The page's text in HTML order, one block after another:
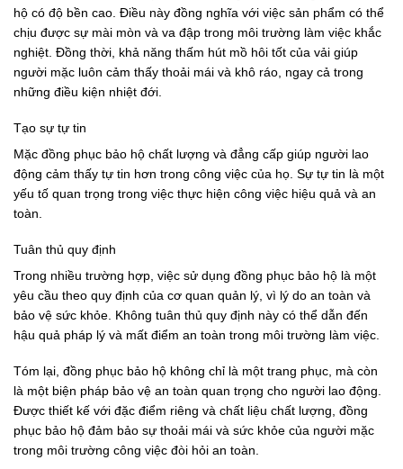
hộ có độ bền cao. Điều này đồng nghĩa với việc sản phẩm có thể
chịu được sự mài mòn và va đập trong môi trường làm việc khắc
nghiệt. Đồng thời, khả năng thấm hút mồ hôi tốt của vải giúp
người mặc luôn cảm thấy thoải mái và khô ráo, ngay cả trong
những điều kiện nhiệt đới.
Tạo sự tự tin
Mặc đồng phục bảo hộ chất lượng và đẳng cấp giúp người lao
động cảm thấy tự tin hơn trong công việc của họ. Sự tự tin là một
yếu tố quan trọng trong việc thực hiện công việc hiệu quả và an
toàn.
Tuân thủ quy định
Trong nhiều trường hợp, việc sử dụng đồng phục bảo hộ là một
yêu cầu theo quy định của cơ quan quản lý, vì lý do an toàn và
bảo vệ sức khỏe. Không tuân thủ quy định này có thể dẫn đến
hậu quả pháp lý và mất điểm an toàn trong môi trường làm việc.
Tóm lại, đồng phục bảo hộ không chỉ là một trang phục, mà còn
là một biện pháp bảo vệ an toàn quan trọng cho người lao động.
Được thiết kế với đặc điểm riêng và chất liệu chất lượng, đồng
phục bảo hộ đảm bảo sự thoải mái và sức khỏe của người mặc
trong môi trường công việc đòi hỏi an toàn.